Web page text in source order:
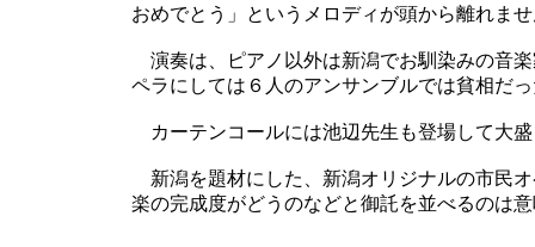
おめでとう」というメロディが頭から離れま
演奏は、ピアノ以外は新潟でお馴染みの音
ペラにしては６人のアンサンブルでは貧相だ
カーテンコールには池辺先生も登場して大
新潟を題材にした、新潟オリジナルの市民
楽の完成度がどうのなどと御託を並べるのは